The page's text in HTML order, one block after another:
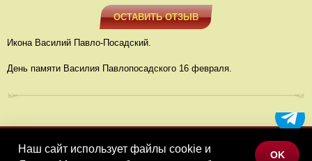
ОСТАВИТЬ ОТЗЫВ
Икона Василий Павло-Посадский.
День памяти Василия Павлопосадского 16 февраля.
МЕНЮ
Наш сайт использует файлы cookie и
OK